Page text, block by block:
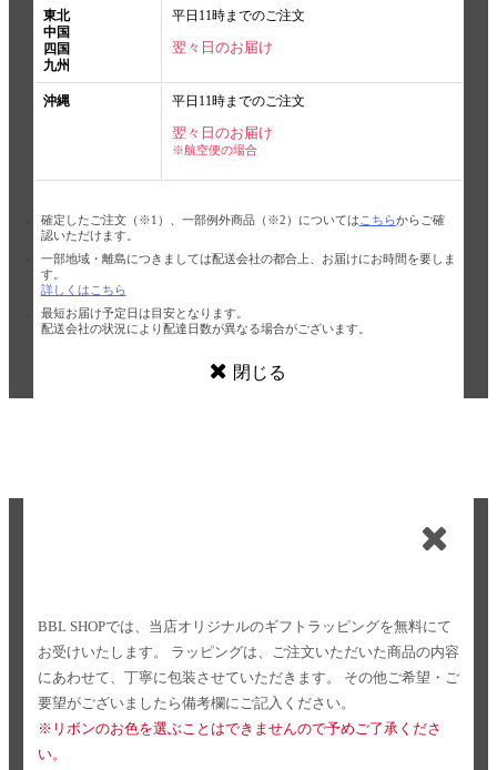
東北
中国
四国
九州
平日11時までのご注文
翌々日のお届け
沖縄 平日11時までのご注文
翌々日のお届け
※航空便の場合
確定したご注文（※1）、一部例外商品（※2）については こちらからご確
認いただけます。
一部地域・離島につきましては配送会社の都合上、お届けにお時間を要しま
す。
詳しくはこちら
最短お届け予定日は目安となります。
配送会社の状況により配達日数が異なる場合がございます。
閉じる
BBL SHOPでは、当店オリジナルのギフトラッピングを無料にて
お受けいたします。
ラッピングは、ご注文いただいた商品の内容
にあわせて、丁寧に包装させていただきます。
その他ご希望・ご
要望がございましたら備考欄にご記入ください。
※リボンのお色を選ぶことはできませんので予めご了承くださ
い。